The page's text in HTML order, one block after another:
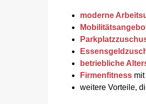
moderne
betriebliche
Firmenfitness
weitere Vorteile,